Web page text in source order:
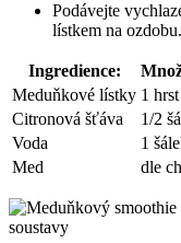
Podávejte
lístkem na ozdobu.
Ingredience:
Meduňkové lístky 1 hrst
Citronová šťáva
1/2
Voda
1
Med
dle